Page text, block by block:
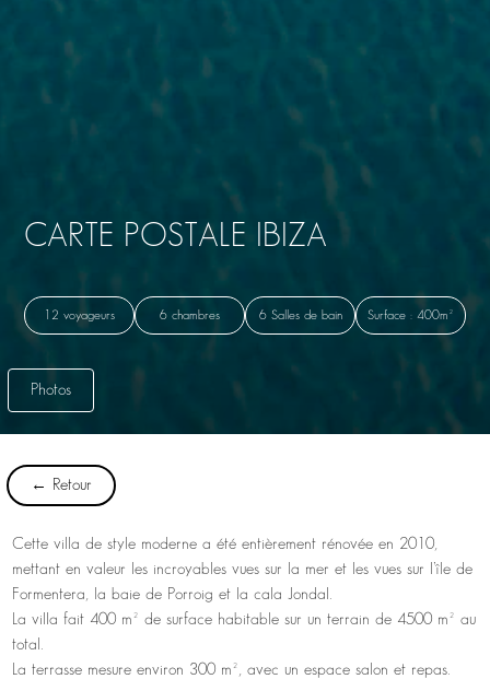
CARTE POSTALE IBIZA
12 voyageurs 6 chambres 6 Salles de bain Surface : 400m²
Photos
← Retour
Cette villa de style moderne a été entièrement rénovée en 2010,
mettant en valeur les incroyables vues sur la mer et les vues sur l’île de
Formentera, la baie de Porroig et la cala Jondal.
La villa fait 400 m² de surface habitable sur un terrain de 4500 m² au
total.
La terrasse mesure environ 300 m², avec un espace salon et repas.